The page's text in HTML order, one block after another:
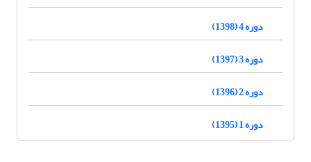
دوره 4 (1398)
دوره 3 (1397)
دوره 2 (1396)
دوره 1 (1395)